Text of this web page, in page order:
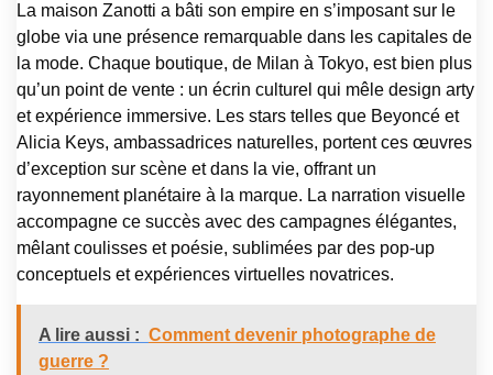
La maison Zanotti a bâti son empire en s’imposant sur le
globe via une présence remarquable dans les capitales de
la mode. Chaque boutique, de Milan à Tokyo, est bien plus
qu’un point de vente : un écrin culturel qui mêle design arty
et expérience immersive. Les stars telles que Beyoncé et
Alicia Keys, ambassadrices naturelles, portent ces œuvres
d’exception sur scène et dans la vie, offrant un
rayonnement planétaire à la marque. La narration visuelle
accompagne ce succès avec des campagnes élégantes,
mêlant coulisses et poésie, sublimées par des pop-up
conceptuels et expériences virtuelles novatrices.
A lire aussi : Comment devenir photographe de
guerre ?